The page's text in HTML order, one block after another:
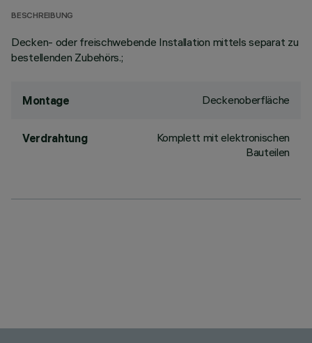
BESCHREIBUNG
Decken- oder freischwebende Installation mittels separat zu
bestellenden Zubehörs.;
Montage Deckenoberfläche
Verdrahtung
Komplett mit elektronischen
Bauteilen